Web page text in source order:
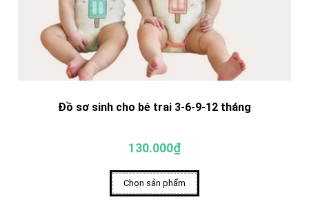
Đồ sơ sinh cho bé trai 3-6-9-12 tháng
130.000₫
Chọn sản phẩm